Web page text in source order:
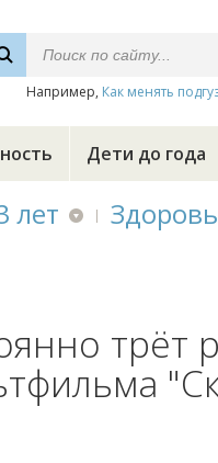
Например, Как менять
Дети до года
лет
трёт